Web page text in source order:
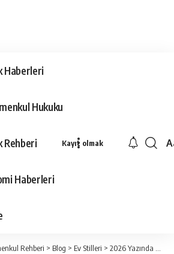
Haberleri
Hukuku
Rehberi
Haberleri
Kayıt olmak
Rehberi > Blog > Ev Stilleri > 2026 Yazında İç Mekânların Öne Çıkan Rengi: Şakayık